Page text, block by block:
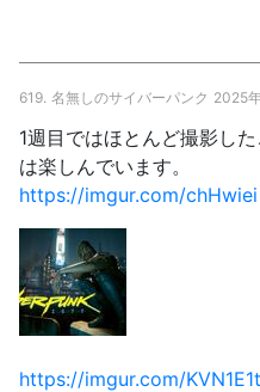
619. 名無しのサイバーパンク 2025
1週目ではほとんど撮影し
は楽しんでいます。
https://imgur.com/chHwiei
https://imgur.com/KVN1E1t